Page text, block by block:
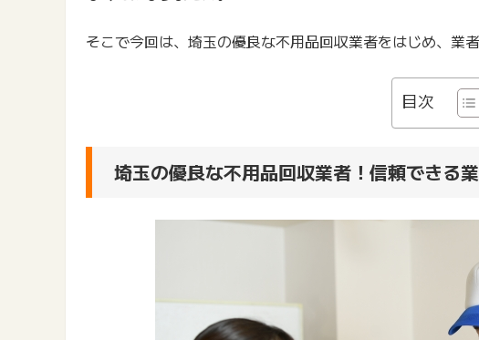
そこで今回は、埼玉の優良な不用品回収業者をはじめ、業
目次
埼玉の優良な不用品回収業者！信頼できる